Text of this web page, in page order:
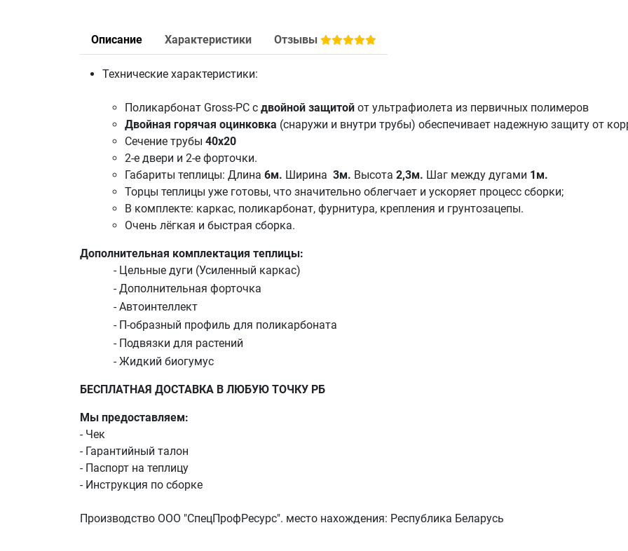
Описание Характеристики Отзывы
Технические характеристики:
Поликарбонат Gross-PC с двойной защитой от ультрафиолета из первичных полимеров
Двойная горячая оцинковка (снаружи и внутри трубы) обеспечивает надежную защиту от
Сечение трубы 40х20
2-е двери и 2-е форточки.
Габариты теплицы: Длина 6м. Ширина 3м. Высота 2,3м. Шаг между дугами 1м.
Торцы теплицы уже готовы, что значительно облегчает и ускоряет процесс сборки;
В комплекте: каркас, поликарбонат, фурнитура, крепления и грунтозацепы.
Очень лёгкая и быстрая сборка.
Дополнительная комплектация теплицы:
- Цельные дуги (Усиленный каркас)
- Дополнительная форточка
- Автоинтеллект
- П-образный профиль для поликарбоната
- Подвязки для растений
- Жидкий биогумус
БЕСПЛАТНАЯ ДОСТАВКА В ЛЮБУЮ ТОЧКУ РБ
Мы предоставляем:
- Чек
- Гарантийный талон
- Паспорт на теплицу
- Инструкция по сборке
Производство ООО "СпецПрофРесурс". место нахождения: Республика Беларусь